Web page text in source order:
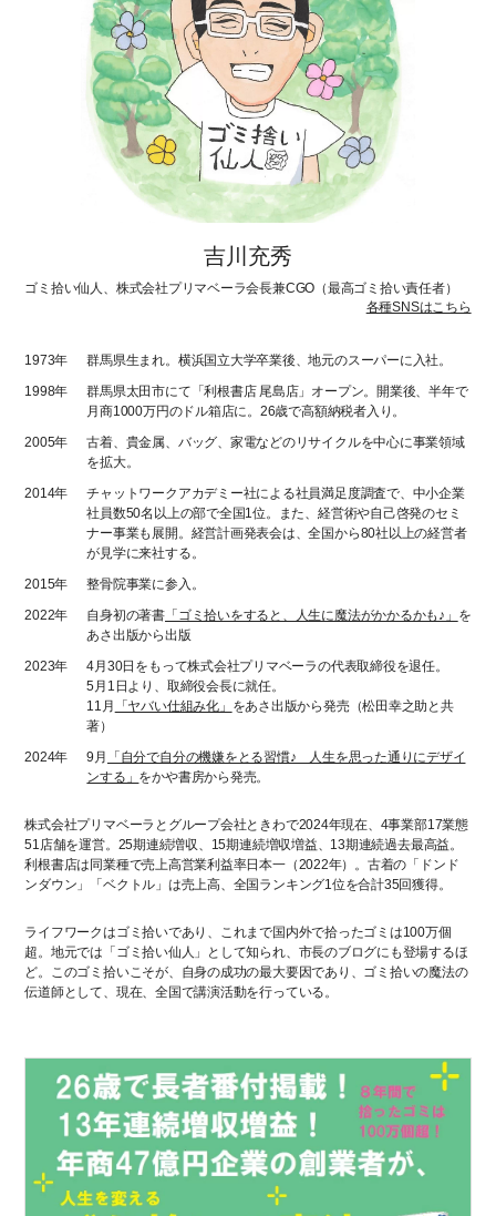
吉川充秀
ゴミ拾い仙人、株式会社プリマベーラ会長兼CGO（最高ゴミ拾い責任者）
各種SNSはこちら
1973年
群馬県生まれ。横浜国立大学卒業後、地元のスーパーに入社。
1998年
群馬県太田市にて「利根書店 尾島店」オープン。開業後、半年で
月商1000万円のドル箱店に。26歳で高額納税者入り。
2005年
古着、貴金属、バッグ、家電などのリサイクルを中心に事業領域
を拡大。
2014年
チャットワークアカデミー社による社員満足度調査で、中小企業
社員数50名以上の部で全国1位。また、経営術や自己啓発のセミ
ナー事業も展開。経営計画発表会は、全国から80社以上の経営者
が見学に来社する。
2015年
整骨院事業に参入。
2022年
自身初の著書 「ゴミ拾いをすると、人生に魔法がかかるかも♪」 を
あさ出版から出版
2023年
4月30日をもって株式会社プリマベーラの代表取締役を退任。
5月1日より、取締役会長に就任。
11月
「ヤバい仕組み化」 をあさ出版から発売（松田幸之助と共
著）
2024年
9月
「自分で自分の機嫌をとる習慣♪ 人生を思った通りにデザイ
ンする」 をかや書房から発売。
株式会社プリマベーラとグループ会社ときわで2024年現在、4事業部17業態
51店舗を運営。25期連続増収、15期連続増収増益、13期連続過去最高益。
利根書店は同業種で売上高営業利益率日本一（2022年）。古着の「ドンド
ンダウン」「ベクトル」は売上高、全国ランキング1位を合計35回獲得。
ライフワークはゴミ拾いであり、これまで国内外で拾ったゴミは100万個
超。地元では「ゴミ拾い仙人」として知られ、市長のブログにも登場するほ
ど。このゴミ拾いこそが、自身の成功の最大要因であり、ゴミ拾いの魔法の
伝道師として、現在、全国で講演活動を行っている。